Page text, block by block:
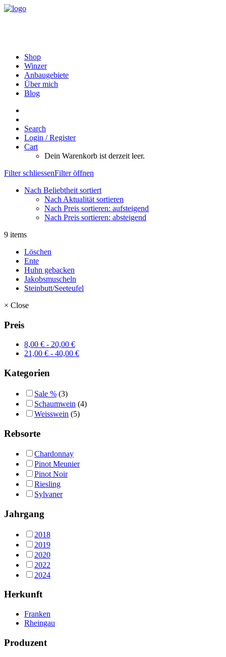
Shop
Winzer
Anbaugebiete
Über mich
Blog
Search
Login / Register
Cart
Dein Warenkorb ist derzeit leer.
Filter schliessenFilter öffnen
Nach Beliebtheit sortiert
Nach Aktualität sortieren
Nach Preis sortieren: aufsteigend
Nach Preis sortieren: absteigend
9 items
Löschen
Ente
Huhn gebacken
Jakobsmuscheln
Steinbutt/Seeteufel
× Close
Preis
8,00 € - 20,00 €
21,00 € - 40,00 €
Kategorien
Sale % (3)
Schaumwein (4)
Weisswein (5)
Rebsorte
Chardonnay
Pinot Meunier
Pinot Noir
Riesling
Sylvaner
Jahrgang
2018
2019
2020
2022
2024
Herkunft
Franken
Rheingau
Produzent